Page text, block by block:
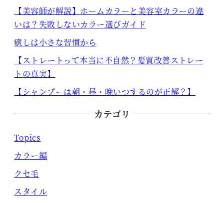
【美容師が解説】ホームカラーと美容室カラーの違
いは？失敗しないカラー選びガイド
癒しは小さな習慣から
【ストレートって本当に不自然？髪質改善ストレー
トの真実】
【シャンプーは朝・昼・晩いつするのが正解？】
カテゴリ
Topics
カラー編
クセ毛
スタイル